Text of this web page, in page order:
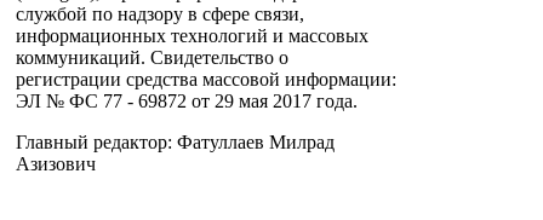
службой по надзору в сфере связи,
информационных технологий и массовых
коммуникаций. Свидетельство о
регистрации средства массовой информации:
ЭЛ № ФС 77 - 69872 от 29 мая 2017 года.
Главный редактор: Фатуллаев Милрад
Азизович